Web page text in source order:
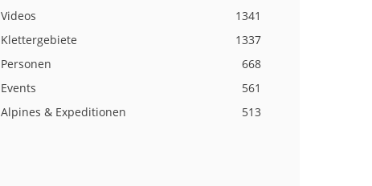
Videos
1341
Klettergebiete
1337
Personen
668
Events
561
Alpines & Expeditionen
513